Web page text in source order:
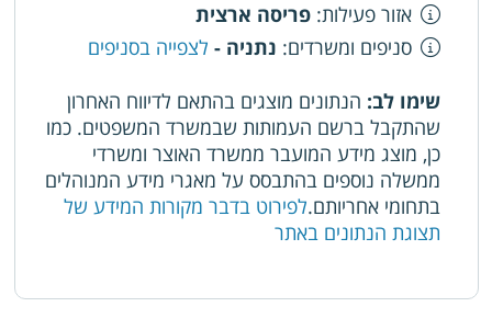
אזור פעילות: פריסה ארצית
סניפים ומשרדים: נתניה - לצפייה בסניפים
שימו לב: הנתונים מוצגים בהתאם לדיווח האחרון
שהתקבל ברשם העמותות שבמשרד המשפטים. כמו
כן, מוצג מידע המועבר ממשרד האוצר ומשרדי
ממשלה נוספים בהתבסס על מאגרי מידע המנוהלים
בתחומי אחריותם.לפירוט בדבר מקורות המידע של
תצוגת הנתונים באתר